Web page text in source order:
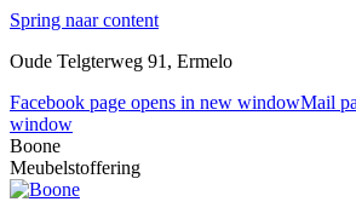
Spring naar content
Oude Telgterweg 91, Ermelo
Facebook page opens in new windowMail
window
Boone
Meubelstoffering